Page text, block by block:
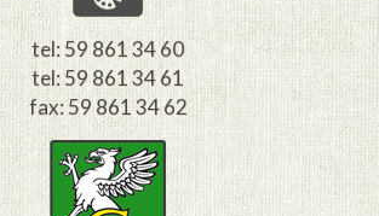
tel: 59 861 34 60
tel: 59 861 34 61
fax: 59 861 34 62